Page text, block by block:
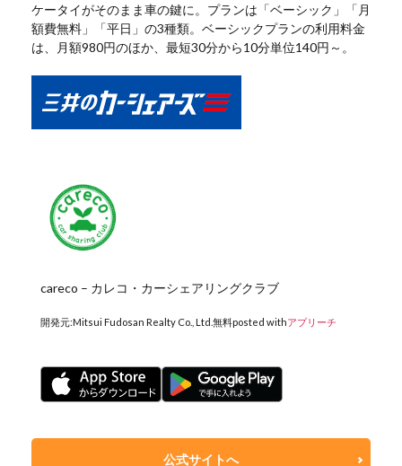
ケータイがそのまま車の鍵に。プランは「ベーシック」「月
額費無料」「平日」の3種類。ベーシックプランの利用料金
は、月額980円のほか、最短30分から10分単位140円～。
careco – カレコ・カーシェアリングクラブ
開発元:Mitsui Fudosan Realty Co., Ltd. 無料posted withアプリーチ
公式サイトへ